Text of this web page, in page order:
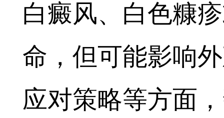
白癜风、白色糠
命，但可能影响
应对策略等方面